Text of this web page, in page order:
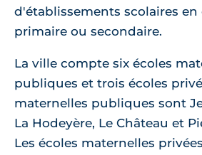
d'établissements scolaires
primaire ou secondaire.
La ville compte six écoles
publiques et trois écoles
maternelles publiques sont
La Hodeyère, Le Château et
Les écoles maternelles